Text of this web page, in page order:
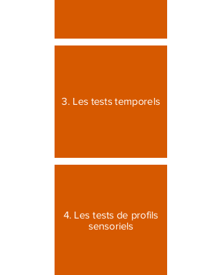
3. Les tests temporels
4. Les tests de profils
sensoriels